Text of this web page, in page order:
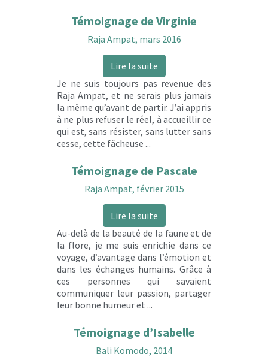
Témoignage de Virginie
Raja Ampat, mars 2016
Lire la suite
Je ne suis toujours pas revenue des
Raja Ampat, et ne serais plus jamais
la même qu’avant de partir. J’ai appris
à ne plus refuser le réel, à accueillir ce
qui est, sans résister, sans lutter sans
cesse, cette fâcheuse ...
Témoignage de Pascale
Raja Ampat, février 2015
Lire la suite
Au-delà de la beauté de la faune et de
la flore, je me suis enrichie dans ce
voyage, d’avantage dans l’émotion et
dans les échanges humains. Grâce à
ces personnes qui savaient
communiquer leur passion, partager
leur bonne humeur et ...
Témoignage d’Isabelle
Bali Komodo, 2014